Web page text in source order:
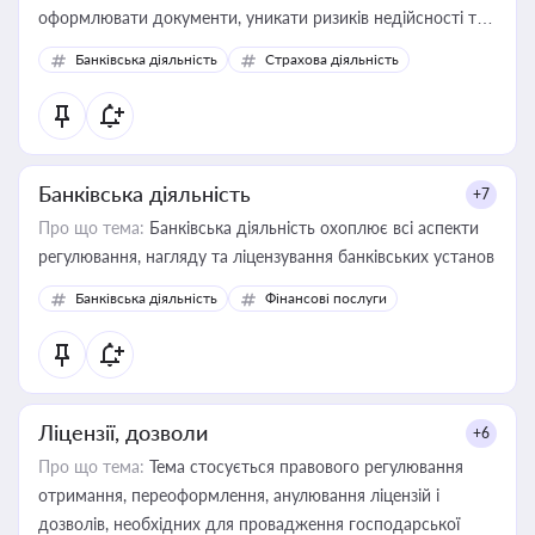
оформлювати документи, уникати ризиків недійсності та
забезпечувати їх належне прийняття органами влади та
контрагентами
Банківська діяльність Страхова діяльність
Банківська діяльність +7
Про що тема: Банківська діяльність охоплює всі аспекти
регулювання, нагляду та ліцензування банківських установ
Банківська діяльність Фінансові послуги
Ліцензії, дозволи +6
Про що тема: Тема стосується правового регулювання
отримання, переоформлення, анулювання ліцензій і
дозволів, необхідних для провадження господарської